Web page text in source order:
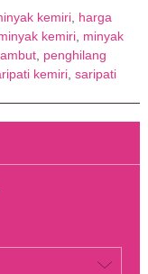
kemiri, harga
kemiri, minyak
, penghilang
kemiri, saripati